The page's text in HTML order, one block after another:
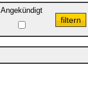
Angekündigt